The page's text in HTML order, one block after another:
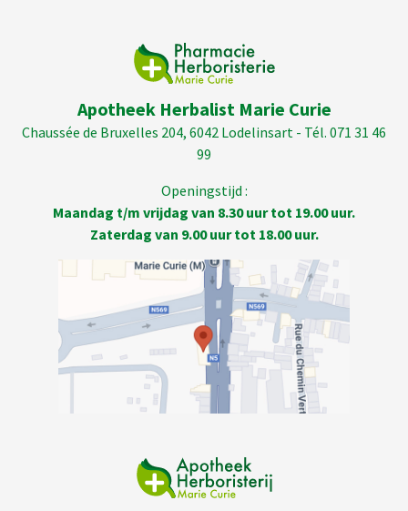
Apotheek Herbalist Marie Curie
Chaussée de Bruxelles 204, 6042 Lodelinsart - Tél. 071 31 46
99
Openingstijd :
Maandag t/m vrijdag van 8.30 uur tot 19.00 uur.
Zaterdag van 9.00 uur tot 18.00 uur.